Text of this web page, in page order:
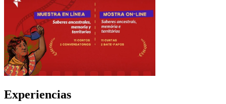
Experiencias